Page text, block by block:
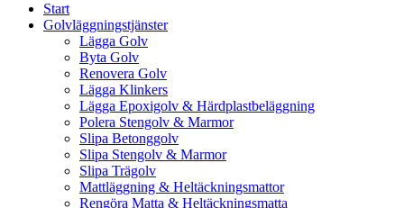
Start
Golvläggningstjänster
Lägga Golv
Byta Golv
Renovera Golv
Lägga Klinkers
Lägga Epoxigolv & Härdplastbeläggning
Polera Stengolv & Marmor
Slipa Betonggolv
Slipa Stengolv & Marmor
Slipa Trägolv
Mattläggning & Heltäckningsmattor
Rengöra Matta & Heltäckningsmatta